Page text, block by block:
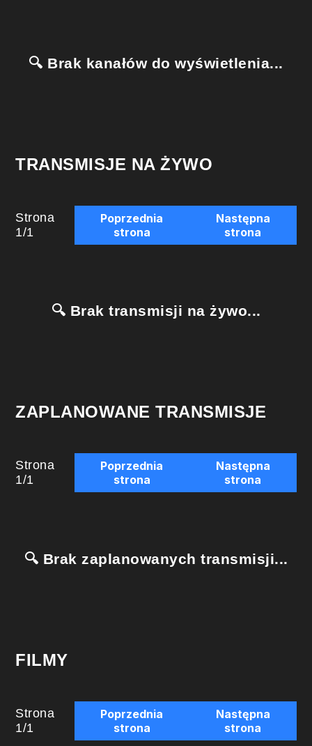
🔍 Brak kanałów do wyświetlenia...
TRANSMISJE NA ŻYWO
Strona
1/1
Poprzednia
strona
Następna
strona
🔍 Brak transmisji na żywo...
ZAPLANOWANE TRANSMISJE
Strona
1/1
Poprzednia
strona
Następna
strona
🔍 Brak zaplanowanych transmisji...
FILMY
Strona
1/1
Poprzednia
strona
Następna
strona